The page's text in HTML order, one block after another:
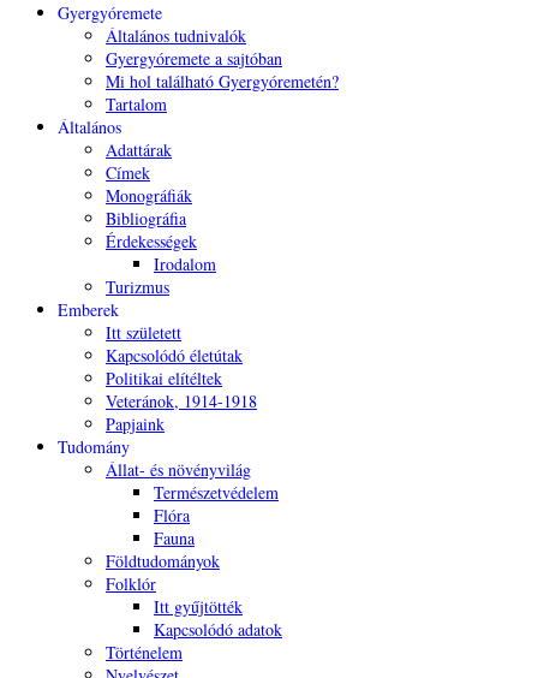
Gyergyóremete
Általános tudnivalók
Gyergyóremete a sajtóban
Mi hol található Gyergyóremetén?
Tartalom
Általános
Adattárak
Címek
Monográfiák
Bibliográfia
Érdekességek
Irodalom
Turizmus
Emberek
Itt született
Kapcsolódó életútak
Politikai elítéltek
Veteránok, 1914-1918
Papjaink
Tudomány
Állat- és növényvilág
Természetvédelem
Flóra
Fauna
Földtudományok
Folklór
Itt gyűjtötték
Kapcsolódó adatok
Történelem